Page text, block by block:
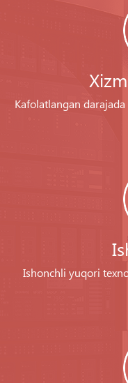
Kafolatlangan
Ishonchli yuqori